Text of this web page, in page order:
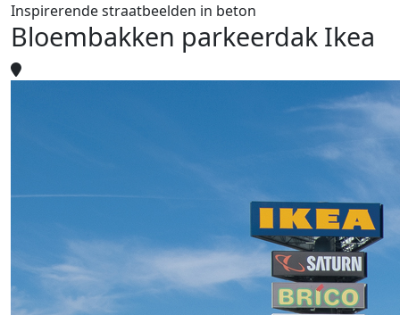
Inspirerende straatbeelden in beton
Bloembakken parkeerdak Ikea